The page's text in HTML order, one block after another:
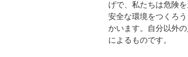
げで、私たちは危険
安全な環境をつくろ
かいます。自分以外
によるものです。